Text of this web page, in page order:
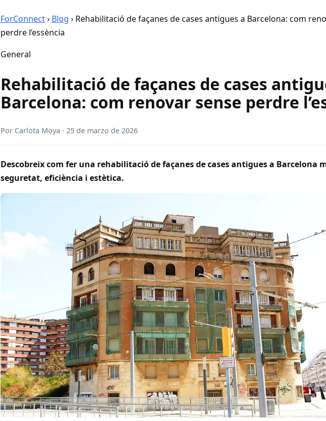
ForConnect› Blog › Rehabilitació de façanes de cases antigues a Barcelona: com
perdre l’essència
General
Rehabilitació de façanes de cases
Barcelona: com renovar sense perdre
Por Carlota Moya · 25 de marzo de 2026
Descobreix com fer una rehabilitació de façanes de cases antigues a Barcelona
seguretat, eficiència i estètica.